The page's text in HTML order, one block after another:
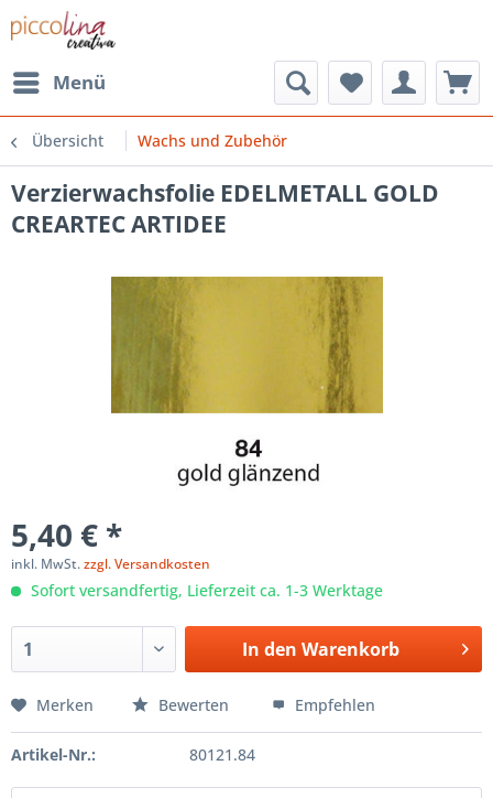
Menü
Übersicht Wachs und Zubehör
Verzierwachsfolie EDELMETALL GOLD
CREARTEC ARTIDEE
5,40 € *
inkl. MwSt.zzgl. Versandkosten
Sofort versandfertig, Lieferzeit ca. 1-3 Werktage
In den Warenkorb
Merken Bewerten Empfehlen
Artikel-Nr.: 80121.84